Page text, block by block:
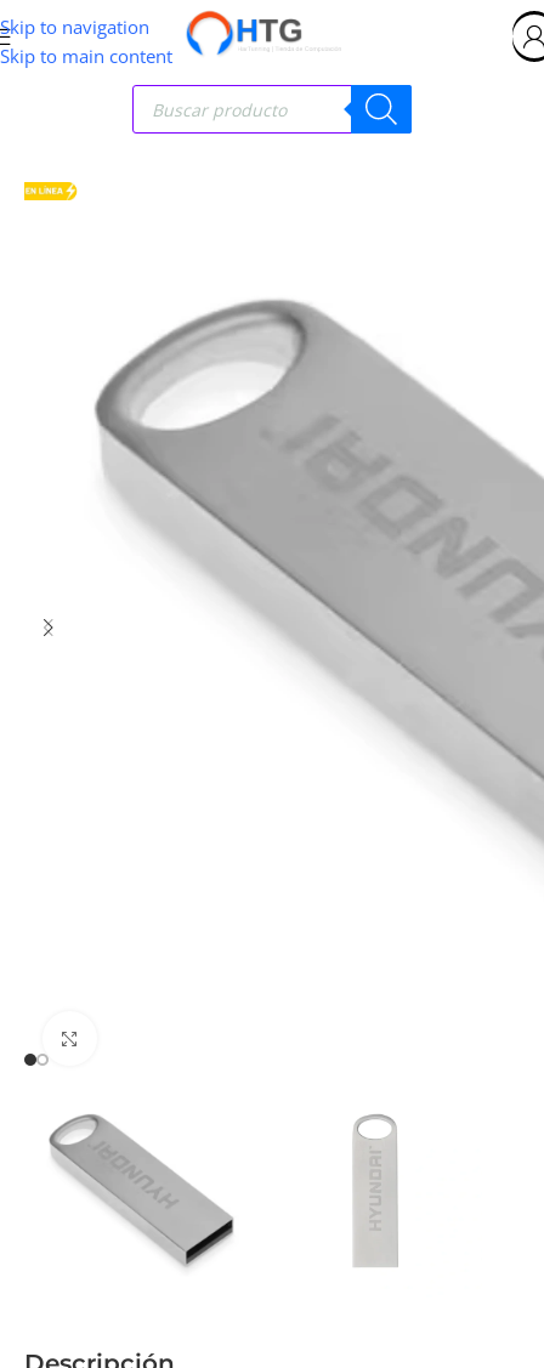
Skip to navigation
Skip to main content